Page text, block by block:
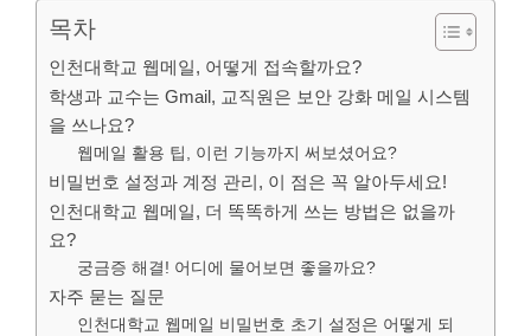
목차
인천대학교 웹메일, 어떻게 접속할까요?
학생과 교수는 Gmail, 교직원은 보안 강화 메일 시스템
을 쓰나요?
웹메일 활용 팁, 이런 기능까지 써보셨어요?
비밀번호 설정과 계정 관리, 이 점은 꼭 알아두세요!
인천대학교 웹메일, 더 똑똑하게 쓰는 방법은 없을까
요?
궁금증 해결! 어디에 물어보면 좋을까요?
자주 묻는 질문
인천대학교 웹메일 비밀번호 초기 설정은 어떻게 되